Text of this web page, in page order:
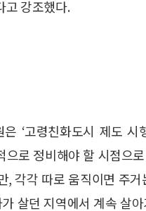
고 강조했다.
‘고령친화도시 제도 시
로 정비해야 할 시점으
각각 따로 움직이면 주
살던 지역에서 계속 살